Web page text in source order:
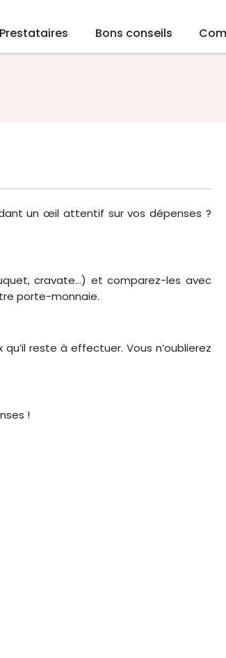
Prestataires Bons conseils
un œil attentif sur vos dépenses ?
cravate…) et comparez-les avec
porte-monnaie.
reste à effectuer. Vous n’oublierez
!